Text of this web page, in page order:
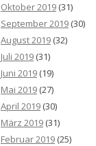
Oktober 2019 (31)
September 2019 (30)
August 2019 (32)
Juli 2019 (31)
Juni 2019 (19)
Mai 2019 (27)
April 2019 (30)
März 2019 (31)
Februar 2019 (25)